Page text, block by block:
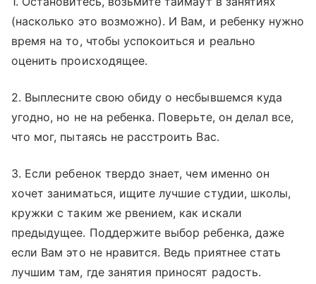
(насколько это возможно). И Вам, и ребенку нужно
время на то, чтобы успокоиться и реально
оценить происходящее.
2. Выплесните свою обиду о несбывшемся куда
угодно, но не на ребенка. Поверьте, он делал все,
что мог, пытаясь не расстроить Вас.
3. Если ребенок твердо знает, чем именно он
хочет заниматься, ищите лучшие студии, школы,
кружки с таким же рвением, как искали
предыдущее. Поддержите выбор ребенка, даже
если Вам это не нравится. Ведь приятнее стать
лучшим там, где занятия приносят радость.